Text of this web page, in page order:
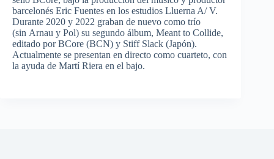
barcelonés Eric Fuentes en los estudios Lluerna A/ V.
Durante 2020 y 2022 graban de nuevo como trío
(sin Arnau y Pol) su segundo álbum, Meant to Collide,
editado por BCore (BCN) y Stiff Slack (Japón).
Actualmente se presentan en directo como cuarteto, con
la ayuda de Martí Riera en el bajo.